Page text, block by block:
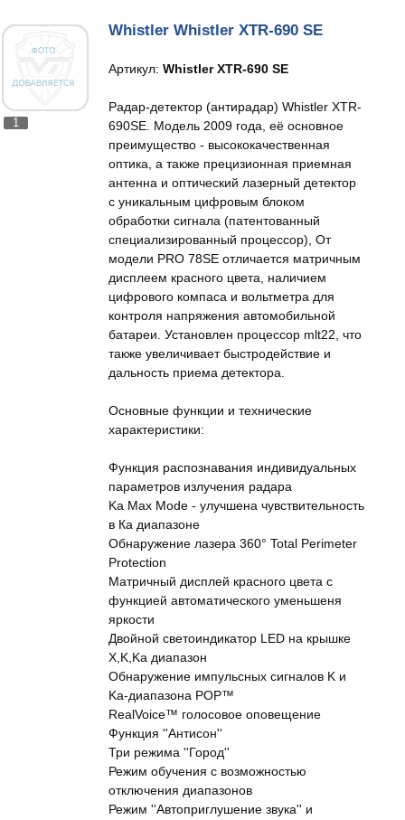
1
Whistler Whistler XTR-690 SE
Артикул: Whistler XTR-690 SE
Радар-детектор (антирадар) Whistler XTR-
690SE. Модель 2009 года, её основное
преимущество - высококачественная
оптика, а также прецизионная приемная
антенна и оптический лазерный детектор
с уникальным цифровым блоком
обработки сигнала (патентованный
специализированный процессор), От
модели PRO 78SE отличается матричным
дисплеем красного цвета, наличием
цифрового компаса и вольтметра для
контроля напряжения автомобильной
батареи. Установлен процессор mlt22, что
также увеличивает быстродействие и
дальность приема детектора.
Основные функции и технические
характеристики:
Функция распознавания индивидуальных
параметров излучения радара
Ka Max Mode - улучшена чувствительность
в Ка диапазоне
Обнаружение лазера 360° Total Perimeter
Protection
Матричный дисплей красного цвета с
функцией автоматического уменьшеня
яркости
Двойной светоиндикатор LED на крышке
X,K,Ka диапазон
Обнаружение импульсных сигналов K и
Ka-диапазона POP™
RealVoice™ голосовое оповещение
Функция ''Антисон''
Три режима ''Город''
Режим обучения с возможностью
отключения диапазонов
Режим ''Автоприглушение звука'' и